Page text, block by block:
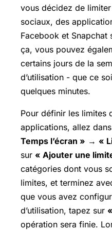
vous décidez de limiter
sociaux, des
Facebook et
ça, vous pouvez
certains jours de la
d’utilisation - que ce
quelques minutes.
Pour définir les limites
applications, allez dans
Temps l’écran » → «
sur « Ajouter une
catégories dont vous
limites, et terminez
que vous avez
d’utilisation, tapez sur
opération sera finie.